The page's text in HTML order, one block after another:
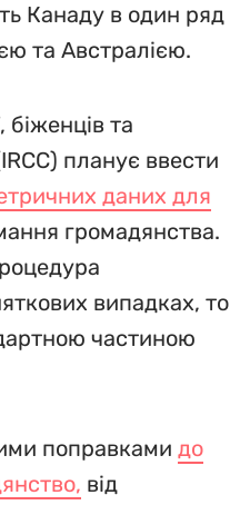
Канаду в один ряд
та Австралією.
біженців та
планує ввести
даних для
громадянства.
випадках, то
частиною
поправками до
від